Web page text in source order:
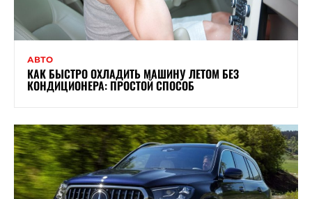
АВТО
КАК БЫСТРО ОХЛАДИТЬ МАШИНУ ЛЕТОМ БЕЗ
КОНДИЦИОНЕРА: ПРОСТОЙ СПОСОБ